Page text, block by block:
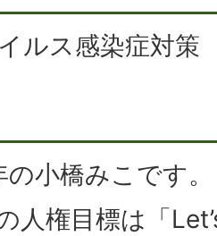
ルス感染症対策
小橋みこです。
人権目標は「